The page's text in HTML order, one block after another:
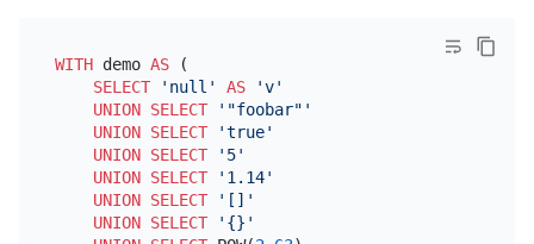
WITH demo AS (
SELECT
'null' AS
'v'
UNION SELECT
'"foobar"'
UNION SELECT
'true'
UNION SELECT
'5'
UNION SELECT
'1.14'
UNION SELECT
'[]'
UNION SELECT
'{}'